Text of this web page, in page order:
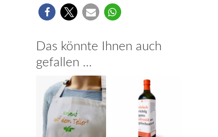
18
Das könnte Ihnen auch
gefallen …